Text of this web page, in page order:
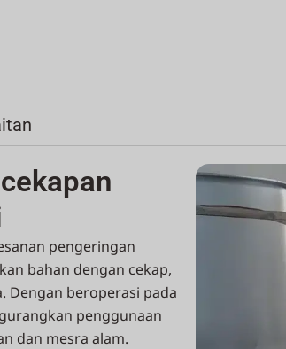
pengeringan
bahan dengan cekap,
Dengan beroperasi pada
penggunaan
dan mesra alam.